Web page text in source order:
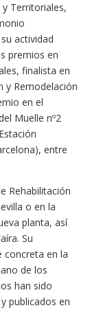
Territoriales,
actividad
premios en
finalista en
y Remodelación
en el
Muelle nº2
entre
Rehabilitación
o en la
planta, así
Su
concreta en la
de los
han sido
publicados en